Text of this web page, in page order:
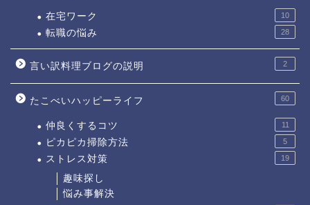
在宅ワーク 10
転職の悩み 28
言い訳料理ブログの説明 2
たこべいハッピーライフ 60
仲良くするコツ 11
ピカピカ掃除方法 5
ストレス対策 19
趣味探し
悩み事解決